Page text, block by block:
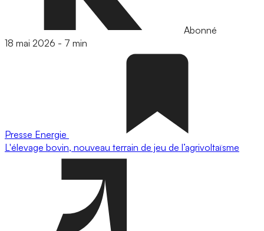
Abonné
18 mai 2026 - 7 min
Presse Energie
L'élevage bovin, nouveau terrain de jeu de l’agrivoltaïsme